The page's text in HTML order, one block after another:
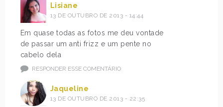
Lisiane
13 DE OUTUBRO DE 2013 - 14:44
Em quase todas as fotos me deu vontade
de passar um anti frizz e um pente no
cabelo dela
RESPONDER ESSE COMENTÁRIO
Jaqueline
13 DE OUTUBRO DE 2013 - 22:35